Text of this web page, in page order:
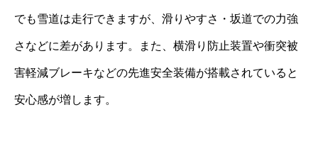
でも雪道は走行できますが、滑りやすさ・坂道での力強
さなどに差があります。また、横滑り防止装置や衝突被
害軽減ブレーキなどの先進安全装備が搭載されていると
安心感が増します。